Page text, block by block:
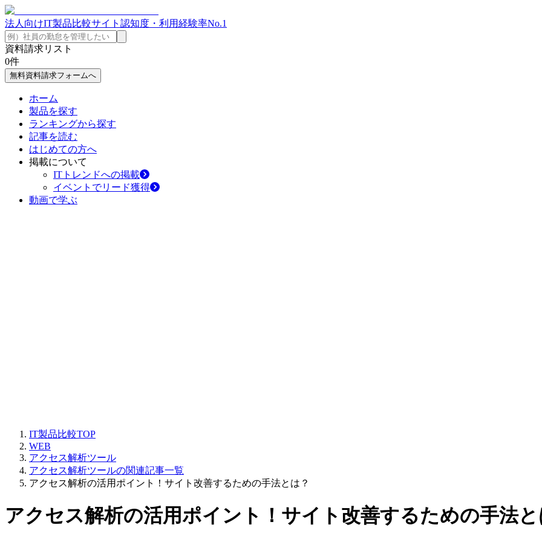
法人向けIT製品比較サイト 認知度・利用経験率No.1
資料請求リスト
0件
無料資料請求フォームへ
ホーム
製品を探す
ランキングから探す
記事を読む
はじめての方へ
掲載について
ITトレンドへの掲載
イベントでリード獲得
動画で学ぶ
IT製品比較TOP
WEB
アクセス解析ツール
アクセス解析ツールの関連記事一覧
アクセス解析の活用ポイント！サイト改善するための手法とは？
アクセス解析の活用ポイント！サイト改善するための手法